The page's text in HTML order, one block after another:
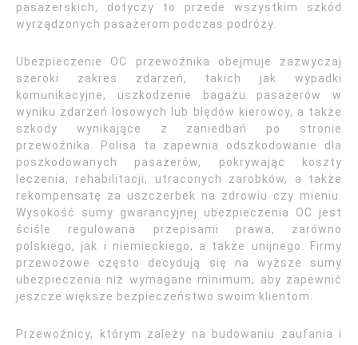
pasażerskich, dotyczy to przede wszystkim szkód
wyrządzonych pasażerom podczas podróży.
Ubezpieczenie OC przewoźnika obejmuje zazwyczaj
szeroki zakres zdarzeń, takich jak wypadki
komunikacyjne, uszkodzenie bagażu pasażerów w
wyniku zdarzeń losowych lub błędów kierowcy, a także
szkody wynikające z zaniedbań po stronie
przewoźnika. Polisa ta zapewnia odszkodowanie dla
poszkodowanych pasażerów, pokrywając koszty
leczenia, rehabilitacji, utraconych zarobków, a także
rekompensatę za uszczerbek na zdrowiu czy mieniu.
Wysokość sumy gwarancyjnej ubezpieczenia OC jest
ściśle regulowana przepisami prawa, zarówno
polskiego, jak i niemieckiego, a także unijnego. Firmy
przewozowe często decydują się na wyższe sumy
ubezpieczenia niż wymagane minimum, aby zapewnić
jeszcze większe bezpieczeństwo swoim klientom.
Przewoźnicy, którym zależy na budowaniu zaufania i